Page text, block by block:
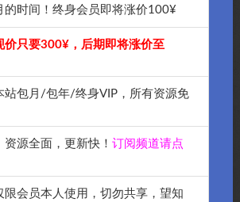
新7b2的
权版
OK源码中国强推2024年最新
7b2的wordpress主题破解授权
时间！终身会员即将涨价100¥
价只要300¥，后期即将涨价至
站包月/包年/终身VIP，所有资源免
源全面，更新快！订阅频道请点
会员本人使用，切勿共享，望知